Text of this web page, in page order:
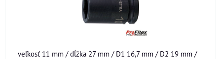
veľkosť 11 mm / dĺžka 27 mm / D1 16,7 mm / D2 19 mm /